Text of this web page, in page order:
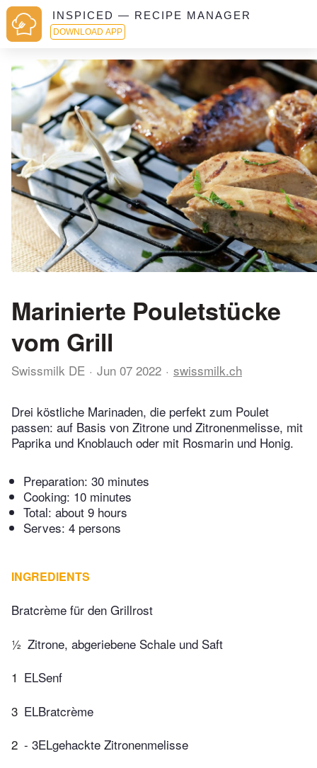
INSPICED — RECIPE MANAGER
DOWNLOAD APP
Marinierte Pouletstücke
vom Grill
Swissmilk DE Jun 07 2022 swissmilk.ch
Drei köstliche Marinaden, die perfekt zum Poulet
passen: auf Basis von Zitrone und Zitronenmelisse, mit
Paprika und Knoblauch oder mit Rosmarin und Honig.
Preparation: 30 minutes
Cooking: 10 minutes
Total: about 9 hours
Serves: 4 persons
INGREDIENTS
Bratcrème für den Grillrost
½ Zitrone, abgeriebene Schale und Saft
1 ELSenf
3 ELBratcrème
2 - 3ELgehackte Zitronenmelisse